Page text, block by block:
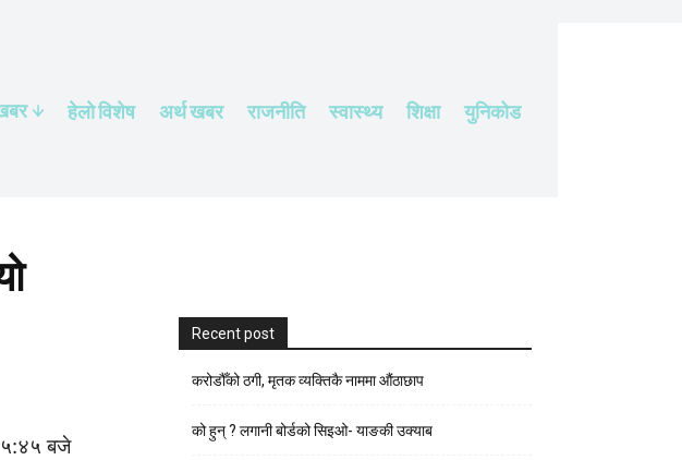
हेलाे विशेष अर्थ खबर राजनीति स्वास्थ्य शिक्षा युनिकोड
५:४५ बजे
Recent post
करोडौँको ठगी, मृतक व्यक्तिकै नाममा औंठाछाप
को हुन् ? लगानी बोर्डको सिइओ- याङकी उक्याब